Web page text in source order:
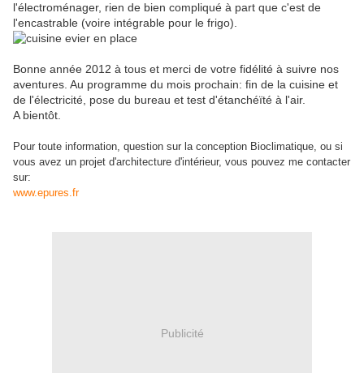
l'électroménager, rien de bien compliqué à part que c'est de
l'encastrable (voire intégrable pour le frigo).
Bonne année 2012 à tous et merci de votre fidélité à suivre nos
aventures. Au programme du mois prochain: fin de la cuisine et
de l'électricité, pose du bureau et test d'étanchéïté à l'air.
A bientôt.
Pour toute information, question sur la conception Bioclimatique, ou si
vous avez un projet d'architecture d'intérieur, vous pouvez me contacter
sur:
www.epures.fr
Publicité